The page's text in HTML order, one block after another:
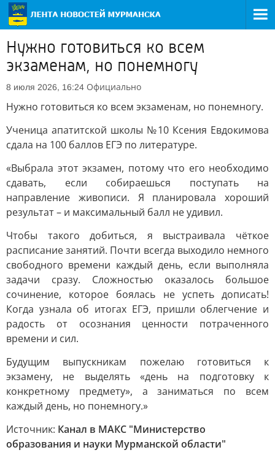
Нужно готовиться ко всем
экзаменам, но понемногу
8 июля 2026, 16:24 Официально
Нужно готовиться ко всем экзаменам, но понемногу.
Ученица апатитской школы №10 Ксения Евдокимова
сдала на 100 баллов ЕГЭ по литературе.
«Выбрала этот экзамен, потому что его необходимо
сдавать, если собираешься поступать на
направление живописи. Я планировала хороший
результат – и максимальный балл не удивил.
Чтобы такого добиться, я выстраивала чёткое
расписание занятий. Почти всегда выходило немного
свободного времени каждый день, если выполняла
задачи сразу. Сложностью оказалось большое
сочинение, которое боялась не успеть дописать!
Когда узнала об итогах ЕГЭ, пришли облегчение и
радость от осознания ценности потраченного
времени и сил.
Будущим выпускникам пожелаю готовиться к
экзамену, не выделять «день на подготовку к
конкретному предмету», а заниматься по всем
каждый день, но понемногу.»
Источник: Канал в МАКС "Министерство
образования и науки Мурманской области"